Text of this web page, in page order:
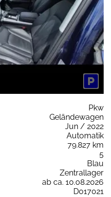
Pkw
Geländewagen
Jun / 2022
Automatik
79.827 km
5
Blau
Zentrallager
ab ca. 10.08.2026
D017021